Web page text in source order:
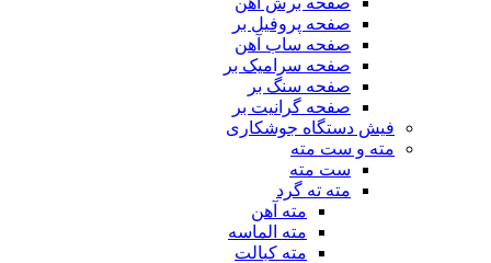
صفحه پروفیل بر
صفحه ساب آهن
صفحه سرامیک بر
صفحه سنگ بر
صفحه گرانیت بر
فیش دستگاه جوشکاری
مته و ست مته
ست مته
مته ته گرد
مته آهن
مته الماسه
مته کبالت